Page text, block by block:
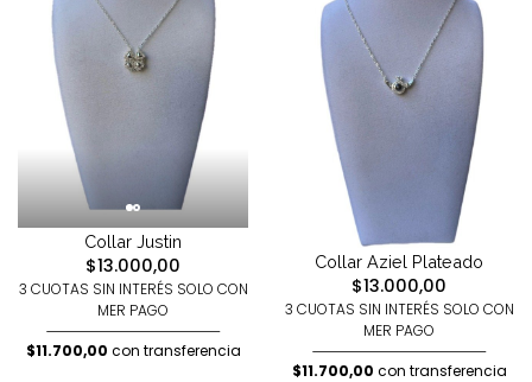
Collar Justin
$13.000,00
3 CUOTAS SIN INTERÉS SOLO CON
MER PAGO
$11.700,00 con transferencia
Collar Aziel Plateado
$13.000,00
3 CUOTAS SIN INTERÉS SOLO CON
MER PAGO
$11.700,00 con transferencia